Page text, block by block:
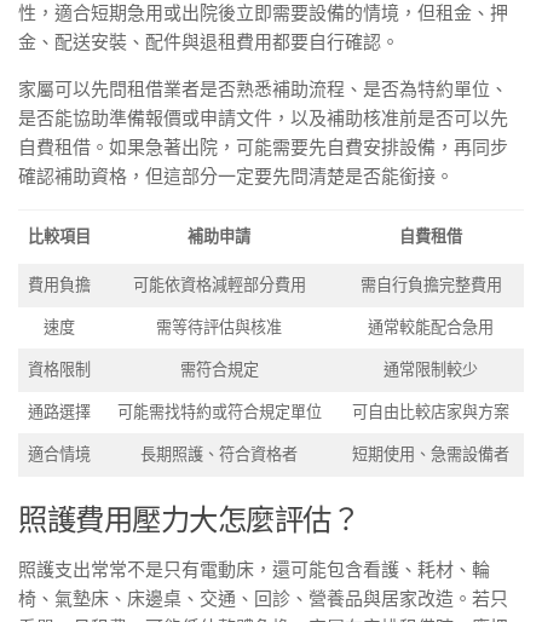
性，適合短期急用或出院後立即需要設備的情境，但租金、押
金、配送安裝、配件與退租費用都要自行確認。
家屬可以先問租借業者是否熟悉補助流程、是否為特約單位、
是否能協助準備報價或申請文件，以及補助核准前是否可以先
自費租借。如果急著出院，可能需要先自費安排設備，再同步
確認補助資格，但這部分一定要先問清楚是否能銜接。
比較項目 補助申請 自費租借
費用負擔 可能依資格減輕部分費用 需自行負擔完整費用
速度 需等待評估與核准 通常較能配合急用
資格限制 需符合規定 通常限制較少
通路選擇 可能需找特約或符合規定單位 可自由比較店家與方案
適合情境 長期照護、符合資格者 短期使用、急需設備者
照護費用壓力大怎麼評估？
照護支出常常不是只有電動床，還可能包含看護、耗材、輪
椅、氣墊床、床邊桌、交通、回診、營養品與居家改造。若只